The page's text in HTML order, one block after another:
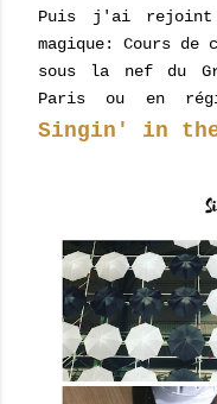
Puis j'ai rejoint
magique: Cours de
sous la nef du
Paris ou en
Singin' in